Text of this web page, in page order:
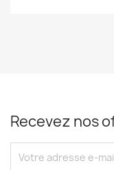
Recevez nos